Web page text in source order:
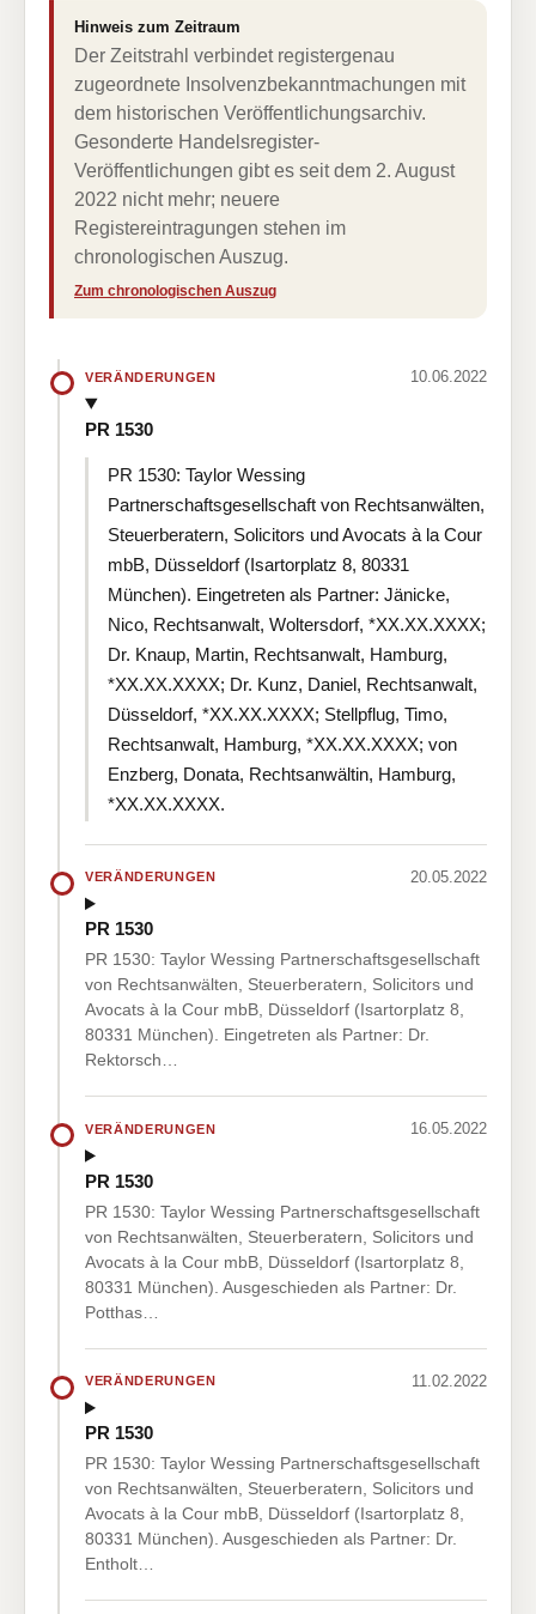
Hinweis zum Zeitraum
Der Zeitstrahl verbindet registergenau
zugeordnete Insolvenzbekanntmachungen mit
dem historischen Veröffentlichungsarchiv.
Gesonderte Handelsregister-
Veröffentlichungen gibt es seit dem 2. August
2022 nicht mehr; neuere
Registereintragungen stehen im
chronologischen Auszug.
Zum chronologischen Auszug
VERÄNDERUNGEN 10.06.2022
PR 1530
PR 1530: Taylor Wessing
Partnerschaftsgesellschaft von Rechtsanwälten,
Steuerberatern, Solicitors und Avocats à la Cour
mbB, Düsseldorf (Isartorplatz 8, 80331
München). Eingetreten als Partner: Jänicke,
Nico, Rechtsanwalt, Woltersdorf, *XX.XX.XXXX;
Dr. Knaup, Martin, Rechtsanwalt, Hamburg,
*XX.XX.XXXX; Dr. Kunz, Daniel, Rechtsanwalt,
Düsseldorf, *XX.XX.XXXX; Stellpflug, Timo,
Rechtsanwalt, Hamburg, *XX.XX.XXXX; von
Enzberg, Donata, Rechtsanwältin, Hamburg,
*XX.XX.XXXX.
VERÄNDERUNGEN 20.05.2022
PR 1530
PR 1530: Taylor Wessing Partnerschaftsgesellschaft
von Rechtsanwälten, Steuerberatern, Solicitors und
Avocats à la Cour mbB, Düsseldorf (Isartorplatz 8,
80331 München). Eingetreten als Partner: Dr.
Rektorsch…
VERÄNDERUNGEN 16.05.2022
PR 1530
PR 1530: Taylor Wessing Partnerschaftsgesellschaft
von Rechtsanwälten, Steuerberatern, Solicitors und
Avocats à la Cour mbB, Düsseldorf (Isartorplatz 8,
80331 München). Ausgeschieden als Partner: Dr.
Potthas…
VERÄNDERUNGEN 11.02.2022
PR 1530
PR 1530: Taylor Wessing Partnerschaftsgesellschaft
von Rechtsanwälten, Steuerberatern, Solicitors und
Avocats à la Cour mbB, Düsseldorf (Isartorplatz 8,
80331 München). Ausgeschieden als Partner: Dr.
Entholt…